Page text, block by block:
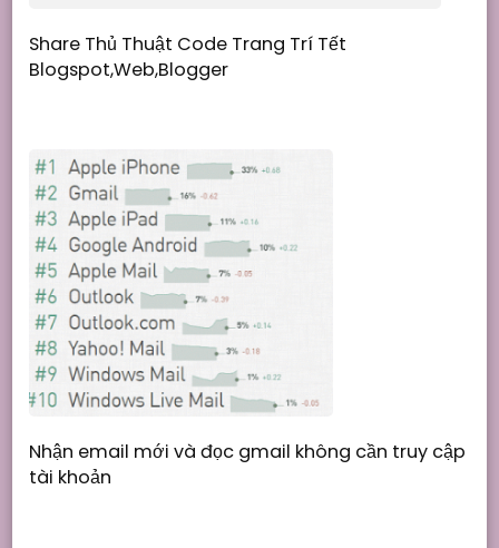
Share Thủ Thuật Code Trang Trí Tết
Blogspot,Web,Blogger
Nhận email mới và đọc gmail không cần truy cập
tài khoản